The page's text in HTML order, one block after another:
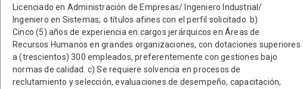
Licenciado en Administración de Empresas/ Ingeniero Industrial/
Ingeniero en Sistemas; o títulos afines con el perfil solicitado. b)
Cinco (5) años de experiencia en cargos jerárquicos en Áreas de
Recursos Humanos en grandes organizaciones, con dotaciones superiores
a (trescientos) 300 empleados, preferentemente con gestiones bajo
normas de calidad. c) Se requiere solvencia en procesos de
reclutamiento y selección, evaluaciones de desempeño, capacitación,